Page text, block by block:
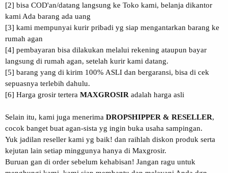
[2] bisa COD'an/datang langsung ke Toko kami, belanja dikantor
kami Ada barang ada uang
[3] kami mempunyai kurir pribadi yg siap mengantarkan barang ke
rumah agan
[4] pembayaran bisa dilakukan melalui rekening ataupun bayar
langsung di rumah agan, setelah kurir kami datang.
[5] barang yang di kirim 100% ASLI dan bergaransi, bisa di cek
sepuasnya terlebih dahulu.
[6] Harga grosir tertera MAXGROSIR adalah harga asli
Selain itu, kami juga menerima DROPSHIPPER & RESELLER,
cocok banget buat agan-sista yg ingin buka usaha sampingan.
Yuk jadilan reseller kami yg baik! dan raihlah diskon produk serta
kejutan lain setiap minggunya hanya di Maxgrosir.
Buruan gan di order sebelum kehabisan! Jangan ragu untuk